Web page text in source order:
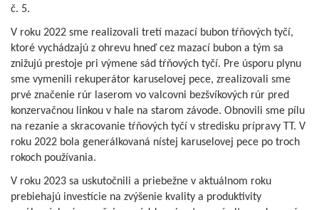
č. 5.
V roku 2022 sme realizovali tretí mazací bubon tŕňových tyčí,
ktoré vychádzajú z ohrevu hneď cez mazací bubon a tým sa
znižujú prestoje pri výmene sád tŕňových tyčí. Pre úsporu plynu
sme vymenili rekuperátor karuselovej pece, zrealizovali sme
prvé značenie rúr laserom vo valcovni bezšvíkových rúr pred
konzervačnou linkou v hale na starom závode. Obnovili sme pílu
na rezanie a skracovanie tŕňových tyčí v stredisku prípravy TT. V
roku 2022 bola generálkovaná nístej karuselovej pece po troch
rokoch používania.
V roku 2023 sa uskutočnili a priebežne v aktuálnom roku
prebiehajú investície na zvýšenie kvality a produktivity